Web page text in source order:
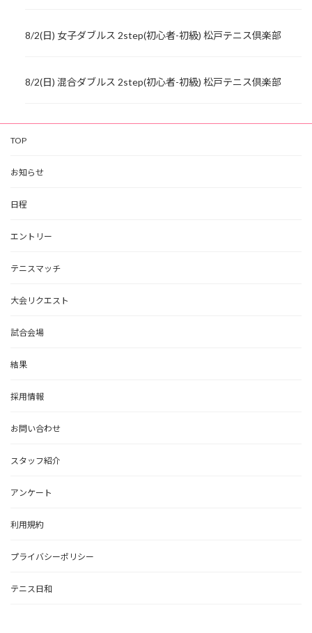
8/2(日) 女子ダブルス 2step(初心者-初級) 松戸テニス倶楽部
8/2(日) 混合ダブルス 2step(初心者-初級) 松戸テニス倶楽部
TOP
お知らせ
日程
エントリー
テニスマッチ
大会リクエスト
試合会場
結果
採用情報
お問い合わせ
スタッフ紹介
アンケート
利用規約
プライバシーポリシー
テニス日和